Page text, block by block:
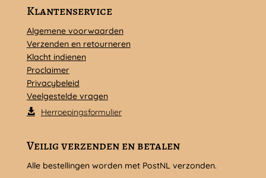
Klantenservice
Algemene voorwaarden
Verzenden en retourneren
Klacht indienen
Proclaimer
Privacybeleid
Veelgestelde vragen
Herroepingsformulier
Veilig verzenden en betalen
Alle bestellingen worden met PostNL verzonden.